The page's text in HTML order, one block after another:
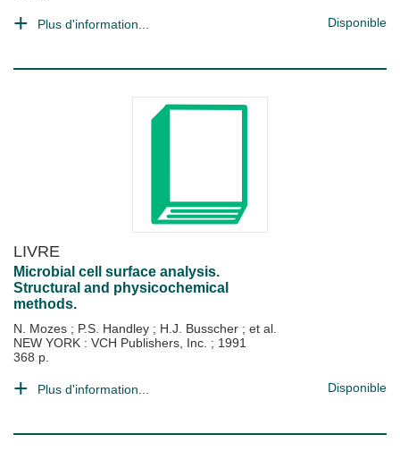
Plus d'information... Disponible
LIVRE
Microbial cell surface analysis.
Structural and physicochemical
methods.
N. Mozes ; P.S. Handley ; H.J. Busscher ; et al.
NEW YORK : VCH Publishers, Inc. ; 1991
368 p.
Plus d'information... Disponible